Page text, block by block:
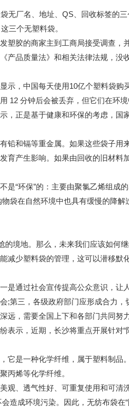
厂名、地址、QS、回收标签的三
三个无塑料袋。
胶的商家主到工商局接受调查，
产品质量法》和相关法律法规，没
，中国每天使用10亿个塑料袋购
12 分钟后会被丢弃，但它们在环境
正是基于健康和环保的考虑，国
和镉等重金属。如果这些袋子用
育产生影响。如果由回收的旧材料
“环保”的：主要由聚氯乙烯组成
袋在自然环境中也具有缓慢的降
境地。那么，未来我们应该如何继
少塑料袋的管理，这可以潜移默
通过社会宣传提高公众意识，让
;第三，各级政府部门应形成合力
远，需要全国上下和各部门共同努
示，近期，长沙将重点开展针对“
是一种化学纤维，属于塑料制品
丙烯等化学纤维。
、透气性好、可重复使用和可清
造成环境污染。因此，无纺布袋在“